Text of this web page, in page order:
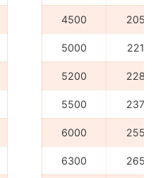
4500 2055
5000 2215
5200 2285
5500 2375
6000 2556
6300 2656